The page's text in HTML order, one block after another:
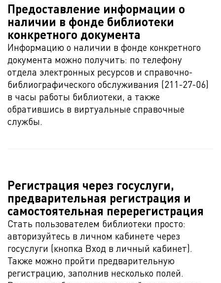
Предоставление информации о
наличии в фонде библиотеки
конкретного документа
Информацию о наличии в фонде конкретного
документа можно получить: по телефону
отдела электронных ресурсов и справочно-
библиографического обслуживания (211-27-06)
в часы работы библиотеки, а также
обратившись в виртуальные справочные
службы.
Регистрация через госуслуги,
предварительная регистрация и
самостоятельная перерегистрация
Стать пользователем библиотеки просто:
авторизуйтесь в личном кабинете через
госуслуги (кнопка Вход в личный кабинет).
Также можно пройти предварительную
регистрацию, заполнив несколько полей.